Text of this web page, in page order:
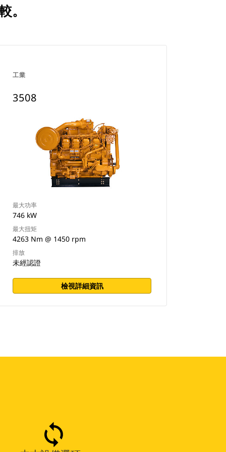
。
工業
3508
最大功率
746 kW
最大扭矩
4263 Nm @ 1450 rpm
排放
未經認證
檢視詳細資訊